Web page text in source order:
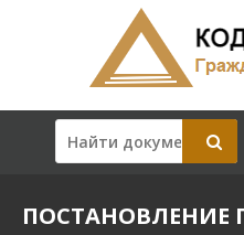
ПОСТАНОВЛЕНИЕ